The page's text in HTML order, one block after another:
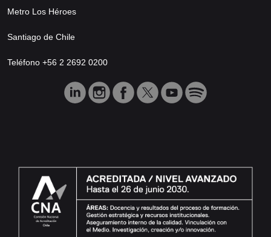
Metro Los Héroes
Santiago de Chile
Teléfono +56 2 2692 0200